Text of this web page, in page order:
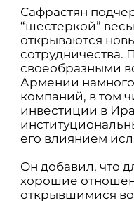
Сафрастян
“шестеркой”
открываются
сотрудничества.
своеобразными
Армении
компаний, в том
инвестиции в
его влиянием
Он добавил, что
хорошие
открывшимися